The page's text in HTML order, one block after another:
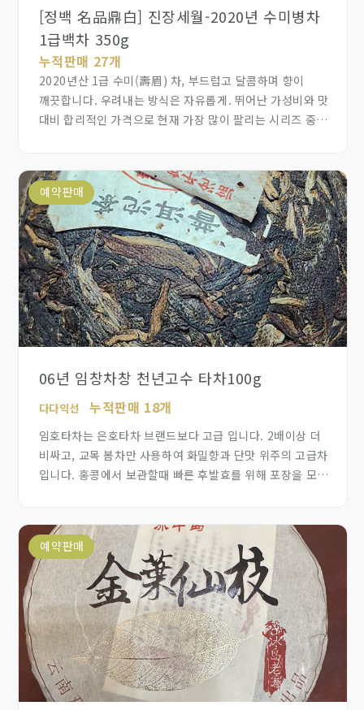
[정백 名品鼎白] 진장세월-2020년 수미병차
1급백차 350g
누적판매 27개
2020년산 1급 수미(壽眉) 차, 부드럽고 달콤하며 향이
깨끗합니다. 우려내는 방식은 자유롭게. 뛰어난 가성비와 맛
대비 합리적인 가격으로 현재 가장 많이 팔리는 시리즈 중
선물용, 보관용 등 다용도로 활용 가능합니다.
예약판매
06년 임창차창 천년고수 타차100g
다다익선 누적판매 18개
임호타차는 은호타차 브랜드보다 고급 입니다. 2배이상 더
비싸고, 교목 봄차만 사용하여 화밀향과 단맛 위주의 고급차
입니다. 홍콩에서 보관할때 빠른 후발효를 위해 포장을 모두
수출후 다시 광동으로 팔려온 임창 고수 타차 입니다. 아주
잘익었습니다. 시원한 단맛과 두꺼운 세월의 흔적이
있습니다. 목질향이 진향으로 발전하는 경계에서 시음자
기분을 좋게 합니다. 가성비짱 입니다.
예약판매